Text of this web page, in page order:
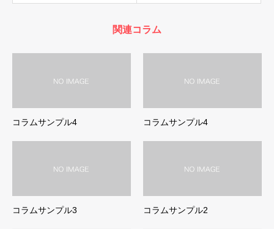
関連コラム
コラムサンプル4 コラムサンプル4
コラムサンプル3 コラムサンプル2